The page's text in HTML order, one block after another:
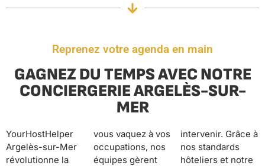
Reprenez votre agenda en main
GAGNEZ DU TEMPS AVEC NOTRE
CONCIERGERIE ARGELÈS-SUR-
MER
YourHostHelper
Argelès-sur-Mer
révolutionne la
vous vaquez à vos
occupations, nos
équipes gèrent
intervenir. Grâce à
nos standards
hôteliers et notre